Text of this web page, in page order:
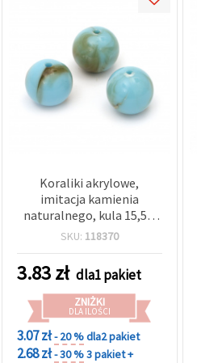
Koraliki akrylowe,
imitacja kamienia
naturalnego, kula 15,5 x
15 mm, otwór 2,5 mm, 20
SKU: 118370
3.83zł dla1 pakiet
ZNIŻKI
DLA ILOŚCI
3.07 zł- 20 %dla2 pakiet
2.68 zł- 30 %3 pakiet +